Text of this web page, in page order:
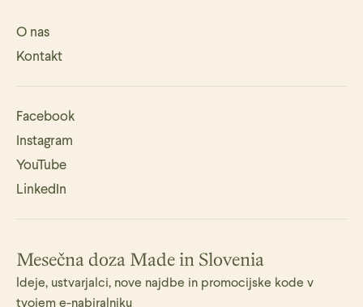
O nas
Kontakt
Facebook
Instagram
YouTube
LinkedIn
Mesečna doza Made in Slovenia
Ideje, ustvarjalci, nove najdbe in promocijske kode v
tvojem e-nabiralniku